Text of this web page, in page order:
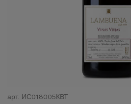
арт. ИС018005КВТ